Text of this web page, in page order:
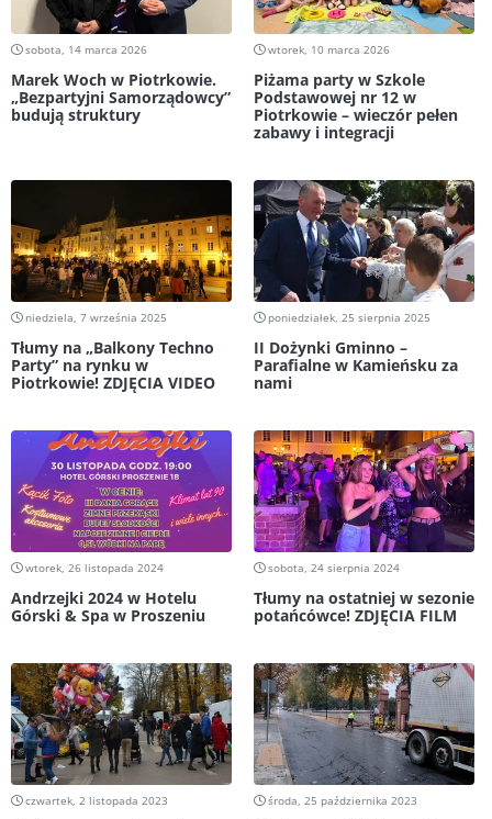
sobota, 14 marca 2026
Marek Woch w Piotrkowie.
„Bezpartyjni Samorządowcy”
budują struktury
wtorek, 10 marca 2026
Piżama party w Szkole
Podstawowej nr 12 w
Piotrkowie – wieczór pełen
zabawy i integracji
niedziela, 7 września 2025
Tłumy na „Balkony Techno
Party” na rynku w
Piotrkowie! ZDJĘCIA VIDEO
poniedziałek, 25 sierpnia 2025
II Dożynki Gminno –
Parafialne w Kamieńsku za
nami
wtorek, 26 listopada 2024
Andrzejki 2024 w Hotelu
Górski & Spa w Proszeniu
sobota, 24 sierpnia 2024
Tłumy na ostatniej w sezonie
potańcówce! ZDJĘCIA FILM
czwartek, 2 listopada 2023 środa, 25 października 2023